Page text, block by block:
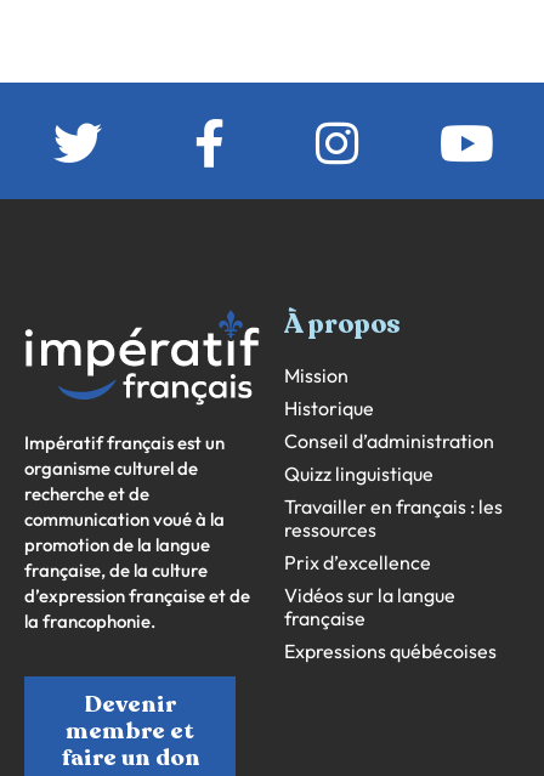
Impératif français est un
organisme culturel de
recherche et de
communication voué à la
promotion de la langue
française, de la culture
d’expression française et de
la francophonie.
Devenir
membre et
faire un don
À propos
Mission
Historique
Conseil d’administration
Quizz linguistique
Travailler en français : les
ressources
Prix d’excellence
Vidéos sur la langue
française
Expressions québécoises